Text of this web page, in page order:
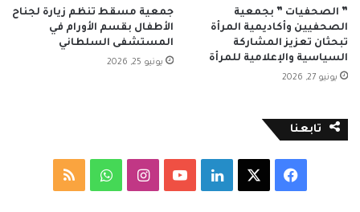
” الصحفيات ” بجمعية
الصحفيين وأكاديمية المرأة
تبحثان تعزيز المشاركة
السياسية والإعلامية للمرأة
يونيو 27, 2026
جمعية مسقط تنظم زيارة لجناح
الأطفال بقسم الأورام في
المستشفى السلطاني
يونيو 25, 2026
تابعنا
فيسبوك لينكدإن‫YouTubeانستقرامواتسابملخص